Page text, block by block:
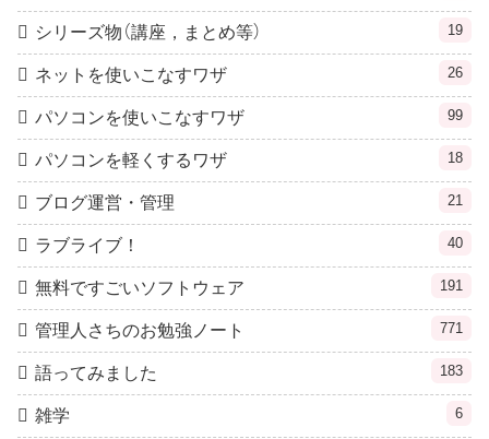
シリーズ物（講座，まとめ等） 19
ネットを使いこなすワザ 26
パソコンを使いこなすワザ 99
パソコンを軽くするワザ 18
ブログ運営・管理 21
ラブライブ！ 40
無料ですごいソフトウェア 191
管理人さちのお勉強ノート 771
語ってみました 183
雑学 6